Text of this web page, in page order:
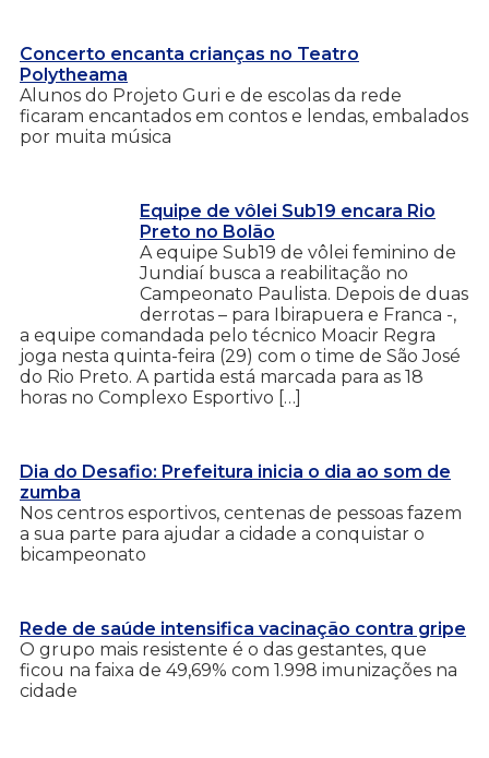
Concerto encanta crianças no Teatro
Polytheama
Alunos do Projeto Guri e de escolas da rede
ficaram encantados em contos e lendas, embalados
por muita música
Equipe de vôlei Sub19 encara Rio
Preto no Bolão
A equipe Sub19 de vôlei feminino de
Jundiaí busca a reabilitação no
Campeonato Paulista. Depois de duas
derrotas – para Ibirapuera e Franca -,
a equipe comandada pelo técnico Moacir Regra
joga nesta quinta-feira (29) com o time de São José
do Rio Preto. A partida está marcada para as 18
horas no Complexo Esportivo […]
Dia do Desafio: Prefeitura inicia o dia ao som de
zumba
Nos centros esportivos, centenas de pessoas fazem
a sua parte para ajudar a cidade a conquistar o
bicampeonato
Rede de saúde intensifica vacinação contra gripe
O grupo mais resistente é o das gestantes, que
ficou na faixa de 49,69% com 1.998 imunizações na
cidade